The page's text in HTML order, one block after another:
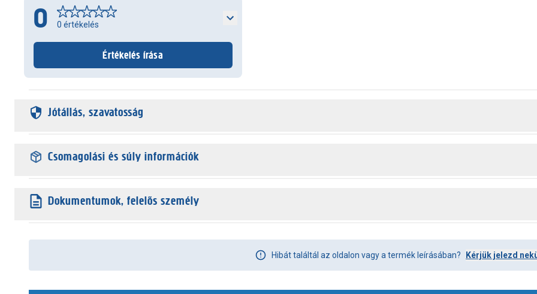
0 0 értékelés
Értékelés írása
Jótállás, szavatosság
Csomagolási és súly információk
Dokumentumok, felelős személy
Hibát találtál az oldalon vagy a termék leírásában? Kérjük jelezd